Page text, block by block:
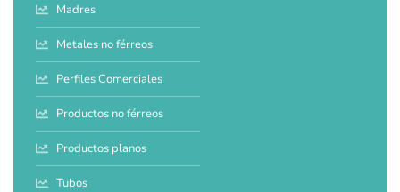
Madres
Metales no férreos
Perfiles Comerciales
Productos no férreos
Productos planos
Tubos